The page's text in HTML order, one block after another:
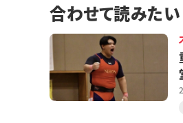
合わせて読みたい